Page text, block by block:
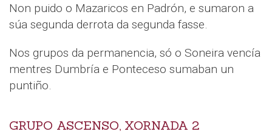
Non puido o Mazaricos en Padrón, e sumaron a
súa segunda derrota da segunda fasse.
Nos grupos da permanencia, só o Soneira vencía
mentres Dumbría e Ponteceso sumaban un
puntiño.
GRUPO ASCENSO, XORNADA 2